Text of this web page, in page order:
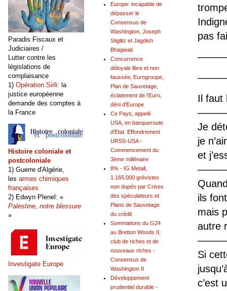
pas
Il faut
Je
je
et
ils
mais
autre
Si
c’est
Europe: incapable de
dépasser le
Consensus de
Washington, Joseph
Stiglitz et Jagdish
Bhagwati
Concurrence
déloyale libre et non
faussée, Eurogroupe,
Plan de Sauvetage,
éclatement de l'Euro,
déni d'Europe
Ce Pays, appelé
USA, en banqueroute
d'Etat. Effondrement
URSS-USA -
Commencement du
3ème millénaire
8% - IG Metall,
1.165.000 grévistes
non dupés par Crises
des spéculateurs et
Plans de Sauvetage
du crédit
Sommations du G24
au Bretton Woods II,
club de riches et de
nouveaux riches -
Consensus de
Washington II
Développement
prudentiel durable -
Paradis Fiscaux et
Judiciaires /
Lutter contre les
législations de
complaisance
1) Opération Sirli: la
justice européenne
demande des comptes à
la France
Histoire coloniale et
postcoloniale
1) Guerre d'Algérie,
les armes chimiques
françaises
2) Edwyn Plenel: «
Palestine, notre blessure
»
Investigate Europe